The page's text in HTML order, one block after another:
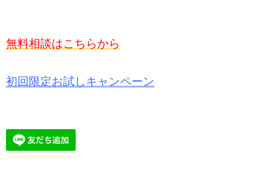
無料相談はこちらから
初回限定お試しキャンペーン